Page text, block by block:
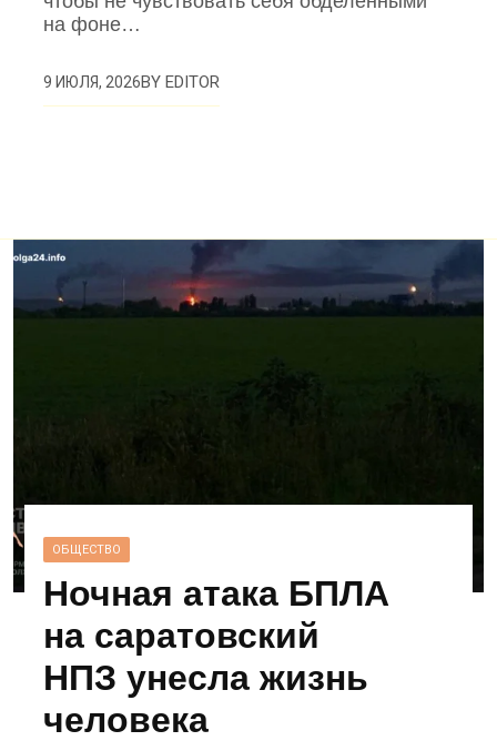
на фоне…
9 ИЮЛЯ, 2026BYEDITOR
ОБЩЕСТВО
Ночная атака БПЛА
на саратовский
НПЗ унесла жизнь
человека